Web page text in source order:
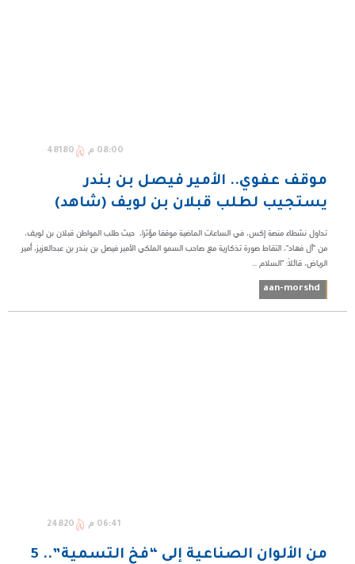
08:00 م 48180
موقف عفوي.. الأمير فيصل بن بندر
يستجيب لطلب قبلان بن لويف (شاهد)
تداول نشطاء منصة إكس، في الساعات الماضية موقفا مؤثرا، حيث طلب المواطن قبلان بن لويف،
من "آل فهاد"، التقاط صورة تذكارية مع صاحب السمو الملكي الأمير فيصل بن بندر بن عبدالعزيز، أمير
الرياض، قائلاً: "السلام ...
aan-morshd
06:41 م 24820
من الألوان الصناعية إلى “فخ التسمية”.. 5